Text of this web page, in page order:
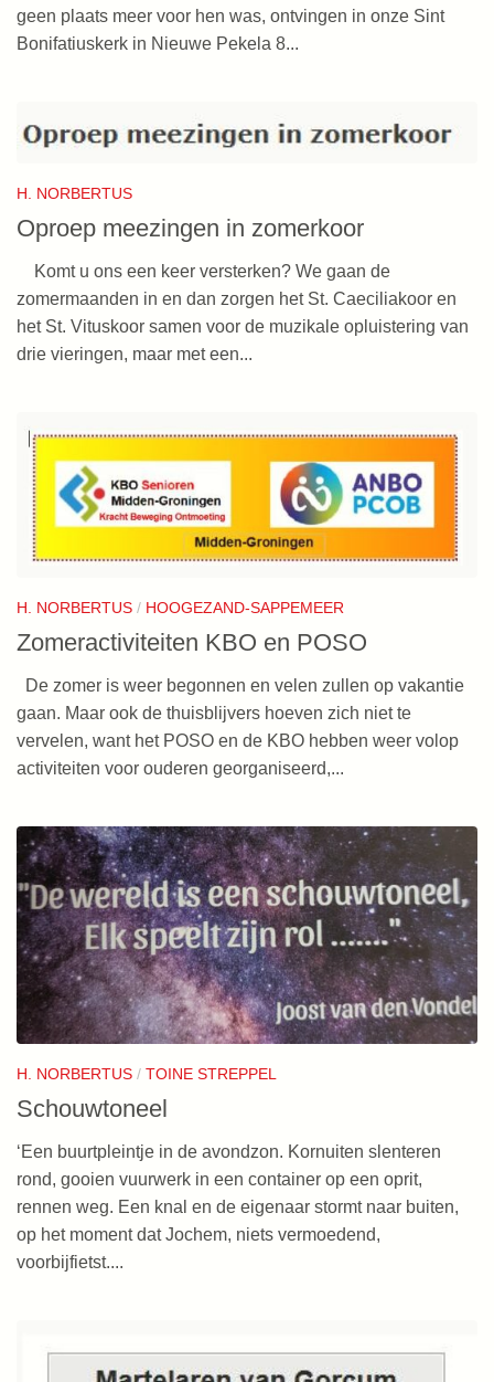
geen plaats meer voor hen was, ontvingen in onze Sint
Bonifatiuskerk in Nieuwe Pekela 8...
H. NORBERTUS
Oproep meezingen in zomerkoor
Komt u ons een keer versterken? We gaan de
zomermaanden in en dan zorgen het St. Caeciliakoor en
het St. Vituskoor samen voor de muzikale opluistering van
drie vieringen, maar met een...
H. NORBERTUS / HOOGEZAND-SAPPEMEER
Zomeractiviteiten KBO en POSO
De zomer is weer begonnen en velen zullen op vakantie
gaan. Maar ook de thuisblijvers hoeven zich niet te
vervelen, want het POSO en de KBO hebben weer volop
activiteiten voor ouderen georganiseerd,...
H. NORBERTUS / TOINE STREPPEL
Schouwtoneel
‘Een buurtpleintje in de avondzon. Kornuiten slenteren
rond, gooien vuurwerk in een container op een oprit,
rennen weg. Een knal en de eigenaar stormt naar buiten,
op het moment dat Jochem, niets vermoedend,
voorbijfietst....